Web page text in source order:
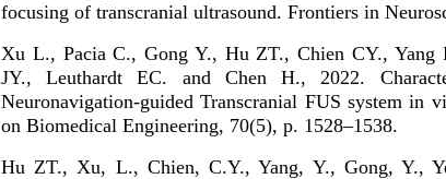
focusing of transcranial ultrasound. Frontiers in
Xu L., Pacia C., Gong Y., Hu ZT., Chien CY.,
JY., Leuthardt EC. and Chen H., 2022.
Neuronavigation-guided Transcranial FUS system in
on Biomedical Engineering, 70(5), p. 1528–1538.
Hu ZT., Xu, L., Chien, C.Y., Yang, Y., Gong, Y.,